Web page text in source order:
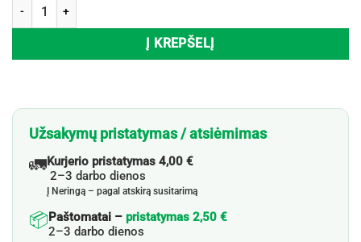
produkto kiekis: Veido prausiklis HARUHARU WONDER BLACK RICE
Į KREPŠELĮ
Užsakymų pristatymas / atsiėmimas
🚛Kurjerio pristatymas 4,00 €
2–3 darbo dienos
Į Neringą – pagal atskirą susitarimą
📦 Paštomatai – pristatymas 2,50 €
2–3 darbo dienos